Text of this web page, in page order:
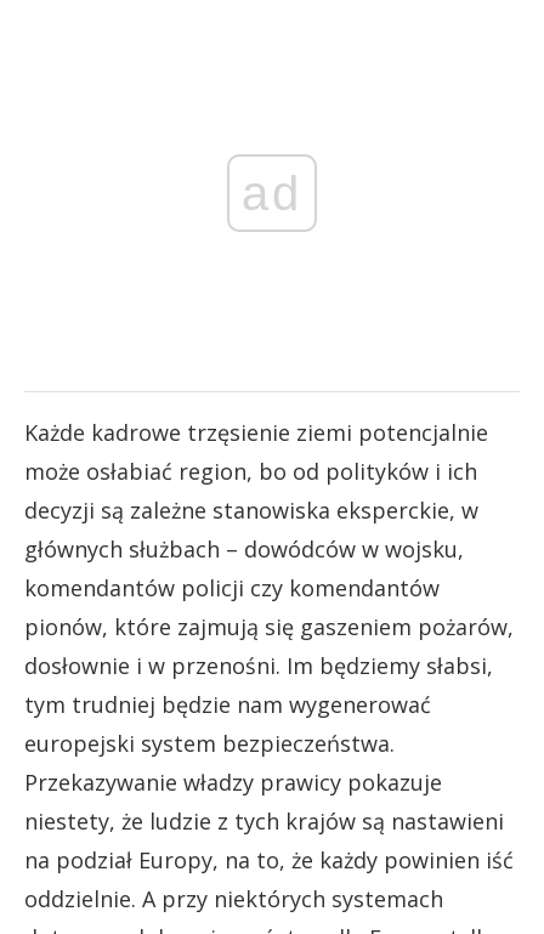
ad
Każde kadrowe trzęsienie ziemi potencjalnie
może osłabiać region, bo od polityków i ich
decyzji są zależne stanowiska eksperckie, w
głównych służbach – dowódców w wojsku,
komendantów policji czy komendantów
pionów, które zajmują się gaszeniem pożarów,
dosłownie i w przenośni. Im będziemy słabsi,
tym trudniej będzie nam wygenerować
europejski system bezpieczeństwa.
Przekazywanie władzy prawicy pokazuje
niestety, że ludzie z tych krajów są nastawieni
na podział Europy, na to, że każdy powinien iść
oddzielnie. A przy niektórych systemach